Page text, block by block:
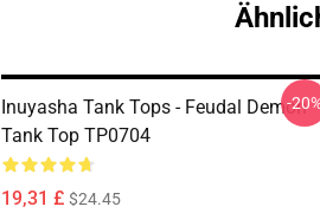
Inuyasha Tank Tops - Feudal Demon
Tank Top TP0704
19,31 £ $24.45
-